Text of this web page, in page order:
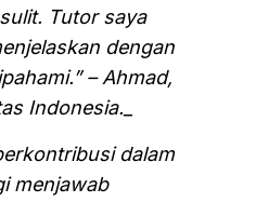
Tutor saya
dengan
– Ahmad,
Indonesia._
dalam
menjawab